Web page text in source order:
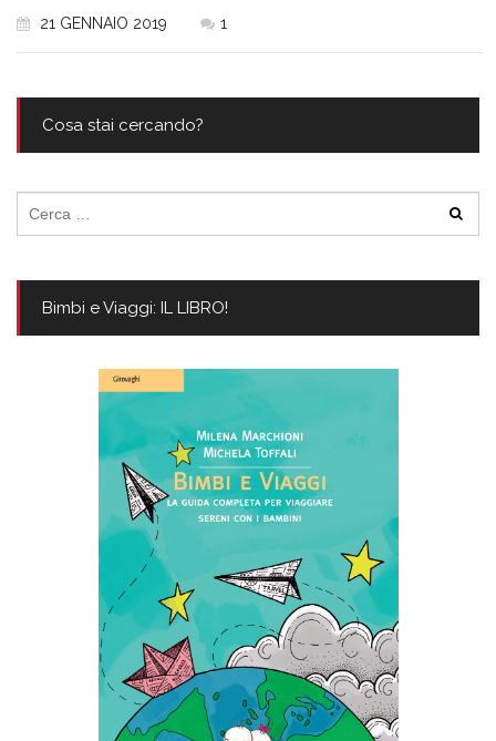
21 GENNAIO 2019 1
Cosa stai cercando?
per:
Bimbi e Viaggi: IL LIBRO!